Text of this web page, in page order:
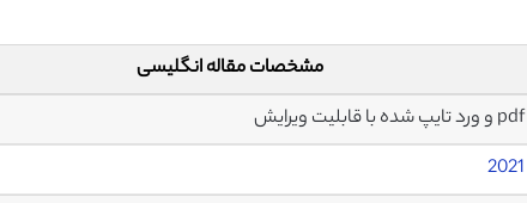
مشخصات مقاله انگلیسی
pdf و ورد تایپ شده با قابلیت ویرایش
2021